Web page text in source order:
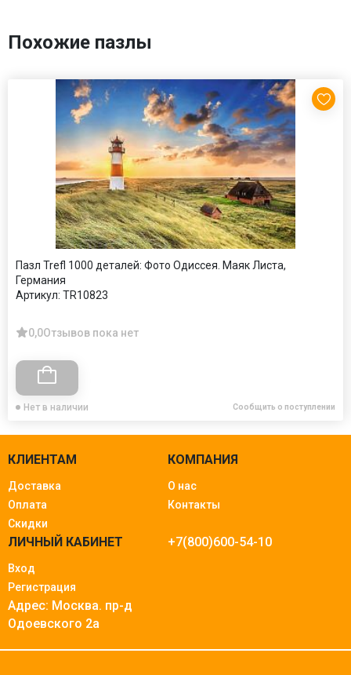
Похожие пазлы
Пазл Trefl 1000 деталей: Фото Одиссея. Маяк Листа,
Германия
Артикул: TR10823
0,0Отзывов пока нет
Нет в наличии Сообщить о поступлении
КЛИЕНТАМ
Доставка
Оплата
Скидки
КОМПАНИЯ
О нас
Контакты
ЛИЧНЫЙ КАБИНЕТ
Вход
Регистрация
+7(800)600-54-10
Адрес: Москва. пр-д
Одоевского 2а